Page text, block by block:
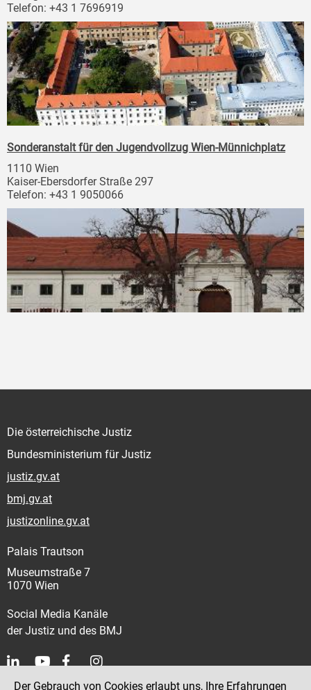
Telefon: +43 1 7696919
Sonderanstalt für den Jugendvollzug Wien-Münnichplatz
1110 Wien
Kaiser-Ebersdorfer Straße 297
Telefon: +43 1 9050066
Die österreichische Justiz
Bundesministerium für Justiz
justiz.gv.at
bmj.gv.at
justizonline.gv.at
Palais Trautson
Museumstraße 7
1070 Wien
Social Media Kanäle
der Justiz und des BMJ
Der Gebrauch von Cookies erlaubt uns, Ihre Erfahrungen